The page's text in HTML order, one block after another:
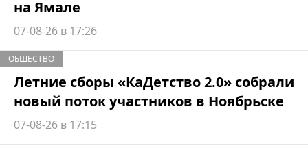
на Ямале
07-08-26 в 17:26
ОБЩЕСТВО
Летние сборы «КаДетство 2.0» собрали
новый поток участников в Ноябрьске
07-08-26 в 17:15